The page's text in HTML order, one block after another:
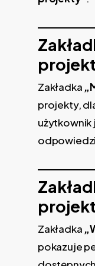
Zakładka
projekty,
użytkownik
Zakładka
pokazuje